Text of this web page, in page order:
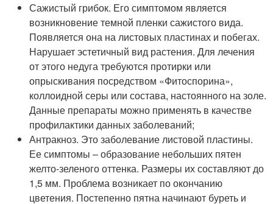
Сажистый грибок. Его симптомом является
возникновение темной пленки сажистого вида.
Появляется она на листовых пластинах и побегах.
Нарушает эстетичный вид растения. Для лечения
от этого недуга требуются протирки или
опрыскивания посредством «Фитоспорина»,
коллоидной серы или состава, настоянного на золе.
Данные препараты можно применять в качестве
профилактики данных заболеваний;
Антракноз. Это заболевание листовой пластины.
Ее симптомы – образование небольших пятен
желто-зеленого оттенка. Размеры их составляют до
1,5 мм. Проблема возникает по окончанию
цветения. Постепенно пятна начинают буреть и